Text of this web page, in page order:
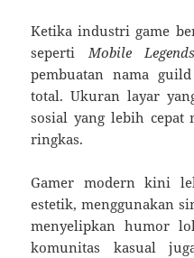
Ketika industri game
sepertiMobile Legends
pembuatan nama
total. Ukuran layar
sosial yang lebih cepat
ringkas.
Gamer modern kini
estetik, menggunakan
menyelipkan humor
komunitas kasual